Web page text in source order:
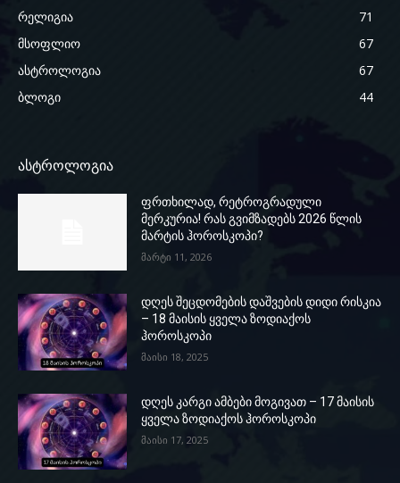
რელიგია
71
მსოფლიო
67
ასტროლოგია
67
ბლოგი
44
ასტროლოგია
ფრთხილად, რეტროგრადული
მერკურია! რას გვიმზადებს 2026 წლის
მარტის ჰოროსკოპი?
მარტი 11, 2026
დღეს შეცდომების დაშვების დიდი რისკია
– 18 მაისის ყველა ზოდიაქოს
ჰოროსკოპი
მაისი 18, 2025
დღეს კარგი ამბები მოგივათ – 17 მაისის
ყველა ზოდიაქოს ჰოროსკოპი
მაისი 17, 2025